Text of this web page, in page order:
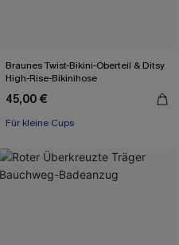
Braunes Twist-Bikini-Oberteil & Ditsy
High-Rise-Bikinihose
45,00 €
Für kleine Cups